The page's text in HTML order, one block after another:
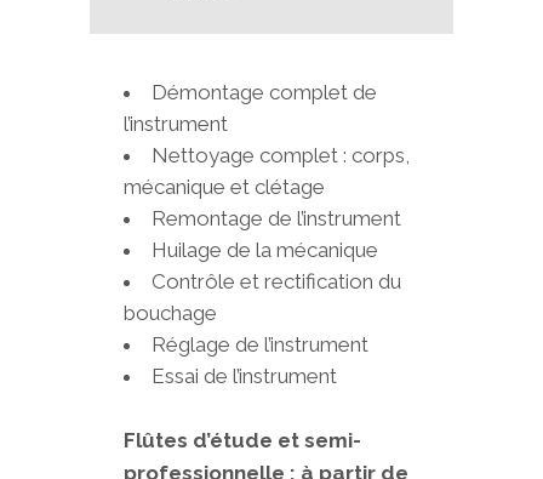
Démontage complet de
l’instrument
Nettoyage complet : corps,
mécanique et clétage
Remontage de l’instrument
Huilage de la mécanique
Contrôle et rectification du
bouchage
Réglage de l’instrument
Essai de l’instrument
Flûtes d’étude et semi-
professionnelle : à partir de